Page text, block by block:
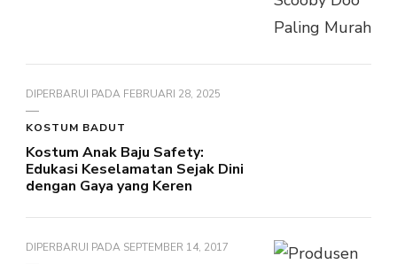
DIPERBARUI PADA FEBRUARI 28, 2025
KOSTUM BADUT
Kostum Anak Baju Safety:
Edukasi Keselamatan Sejak Dini
dengan Gaya yang Keren
DIPERBARUI PADA SEPTEMBER 14, 2017